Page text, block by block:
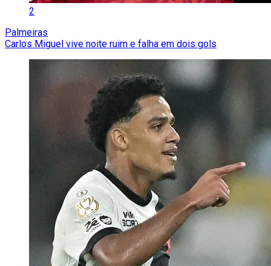
2
Palmeiras
Carlos Miguel vive noite ruim e falha em dois gols